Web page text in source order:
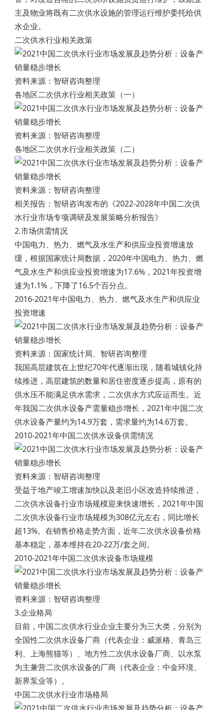
主及物业将既有二次供水设施的管理运行维护委托给供
水企业。
二次供水行业相关政策
资料来源：智研咨询整理
各地区二次供水行业相关政策（一）
资料来源：智研咨询整理
各地区二次供水行业相关政策（二）
资料来源：智研咨询整理
相关报告：智研咨询发布的《2022-2028年中国二次供
水行业市场专项调研及发展策略分析报告》
2.市场供需情况
中国电力、热力、燃气及水生产和供应业投资增速放
缓，根据国家统计局数据，2020年中国电力、热力、燃
气及水生产和供应业投资增速为17.6%，2021年投资增
速为1.1%，下降了16.5个百分点。
2016-2021年中国电力、热力、燃气及水生产和供应业
投资增速
资料来源：国家统计局、智研咨询整理
我国高层建筑在上世纪70年代逐渐出现，随着城镇化持
续推进，高层建筑的数量和居住密度逐步提高，原有的
供水压不能满足供水需求，二次供水方式应运而生。近
年我国二次供水设备产需量稳步增长，2021年中国二次
供水设备产量约为14.9万套，需求量约为14.6万套。
2010-2021年中国二次供水设备供需情况
资料来源：智研咨询整理
受益于地产竣工增速加快以及老旧小区改造持续推进，
二次供水设备行业市场规模迎来快速增长，2021年中国
二次供水设备行业市场规模为308亿元左右，同比增长
超13%。在销售价格走势方面，近年二次供水设备价格
基本稳定，基本维持在20-22万/套之间。
2010-2021年中国二次供水设备市场规模
资料来源：智研咨询整理
3.企业格局
目前，中国二次供水行业企业主要分为三大类，分别为
全国性二次供水设备厂商（代表企业：威派格、青岛三
利、上海熊猫等）、地方性二次供水设备厂商、以水泵
为主兼营二次供水设备的厂商（代表企业：中金环境、
新界泵业等）。
中国二次供水行业市场格局